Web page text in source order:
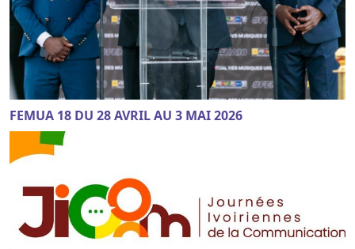
FEMUA 18 DU 28 AVRIL AU 3 MAI 2026